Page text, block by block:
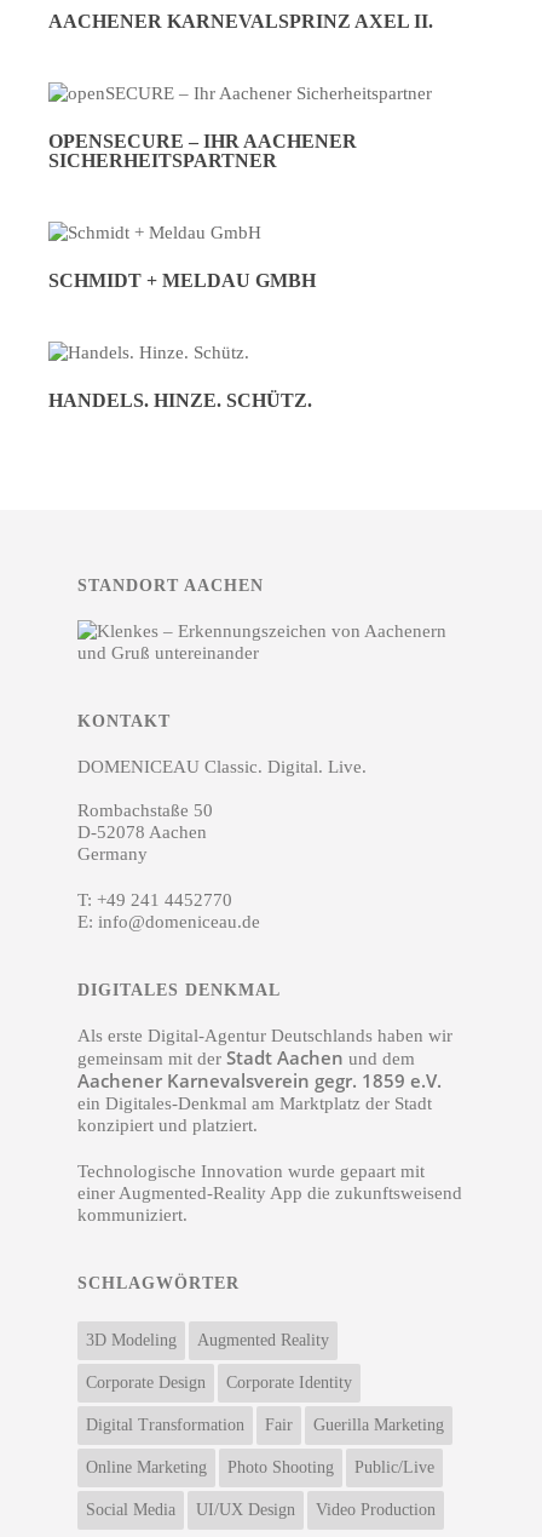
AACHENER KARNEVALSPRINZ AXEL II.
OPENSECURE – IHR AACHENER
SICHERHEITSPARTNER
SCHMIDT + MELDAU GMBH
HANDELS. HINZE. SCHÜTZ.
STANDORT AACHEN
KONTAKT
DOMENICEAU Classic. Digital. Live.
Rombachstaße 50
D-52078 Aachen
Germany
T: +49 241 4452770
E: info@domeniceau.de
DIGITALES DENKMAL
Als erste Digital-Agentur Deutschlands haben wir
gemeinsam mit der Stadt Aachen und dem
Aachener Karnevalsverein gegr. 1859 e.V.
ein Digitales-Denkmal am Marktplatz der Stadt
konzipiert und platziert.
Technologische Innovation wurde gepaart mit
einer Augmented-Reality App die zukunftsweisend
kommuniziert.
SCHLAGWÖRTER
3D Modeling Augmented Reality
Corporate Design Corporate Identity
Digital Transformation Fair Guerilla Marketing
Online Marketing Photo Shooting Public/Live
Social Media UI/UX Design Video Production